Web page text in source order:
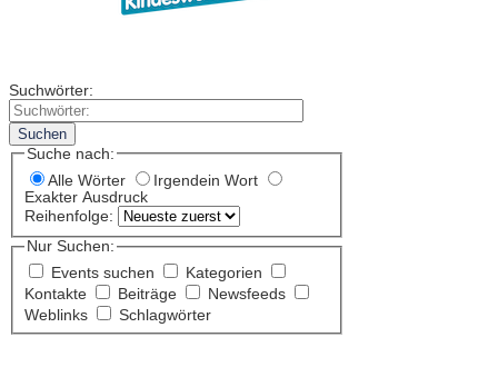
Suchwörter:
Suchen
Suche nach:
Alle Wörter
Irgendein Wort
Exakter Ausdruck
Reihenfolge:
Nur Suchen:
Events suchen
Kategorien
Kontakte
Beiträge
Newsfeeds
Weblinks
Schlagwörter